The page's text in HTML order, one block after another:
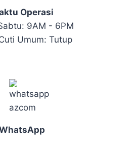
Operasi
9AM - 6PM
Umum: Tutup